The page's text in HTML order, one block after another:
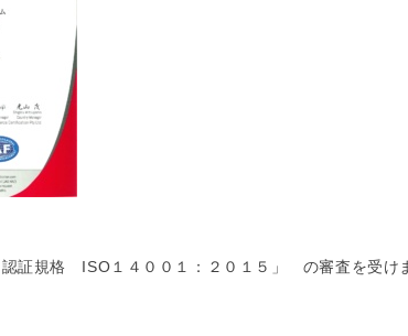
認証規格 ISO１４００１：２０１５」 の審査を受け